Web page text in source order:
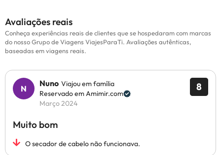
Avaliações reais
Conheça experiências reais de clientes que se hospedaram com marcas
do nosso Grupo de Viagens ViajesParaTi. Avaliações autênticas,
baseadas em viagens reais.
8
Nuno Viajou em família
Reservado em Amimir.com
Março 2024
Muito bom
O secador de cabelo não funcionava.